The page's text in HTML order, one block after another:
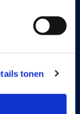
tonen